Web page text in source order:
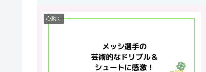
心動く